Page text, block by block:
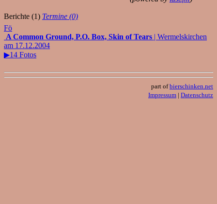
Berichte (1) Termine (0)
Fö
A Common Ground, P.O. Box, Skin of Tears | Wermelskirchen
am 17.12.2004
▶14 Fotos
part ofbierschinken.net
Impressum | Datenschutz